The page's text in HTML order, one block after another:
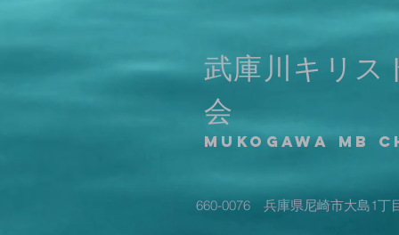
武庫川キリス
会
​mukogawa MB
660-0076 兵庫県尼崎市大島1丁